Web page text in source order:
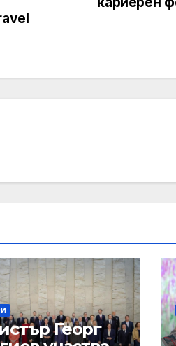
Георг